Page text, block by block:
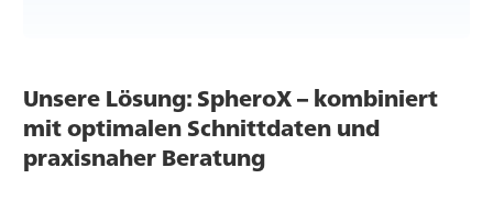
Unsere Lösung: SpheroX – kombiniert
mit optimalen Schnittdaten und
praxisnaher Beratung